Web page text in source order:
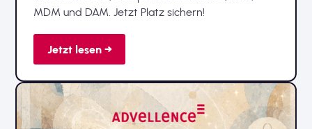
MDM und DAM. Jetzt Platz sichern!
Jetzt lesen →